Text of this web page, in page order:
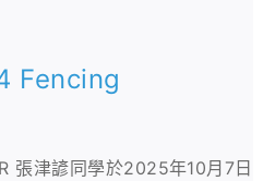
Fencing
張津諺同學於2025年10月7日